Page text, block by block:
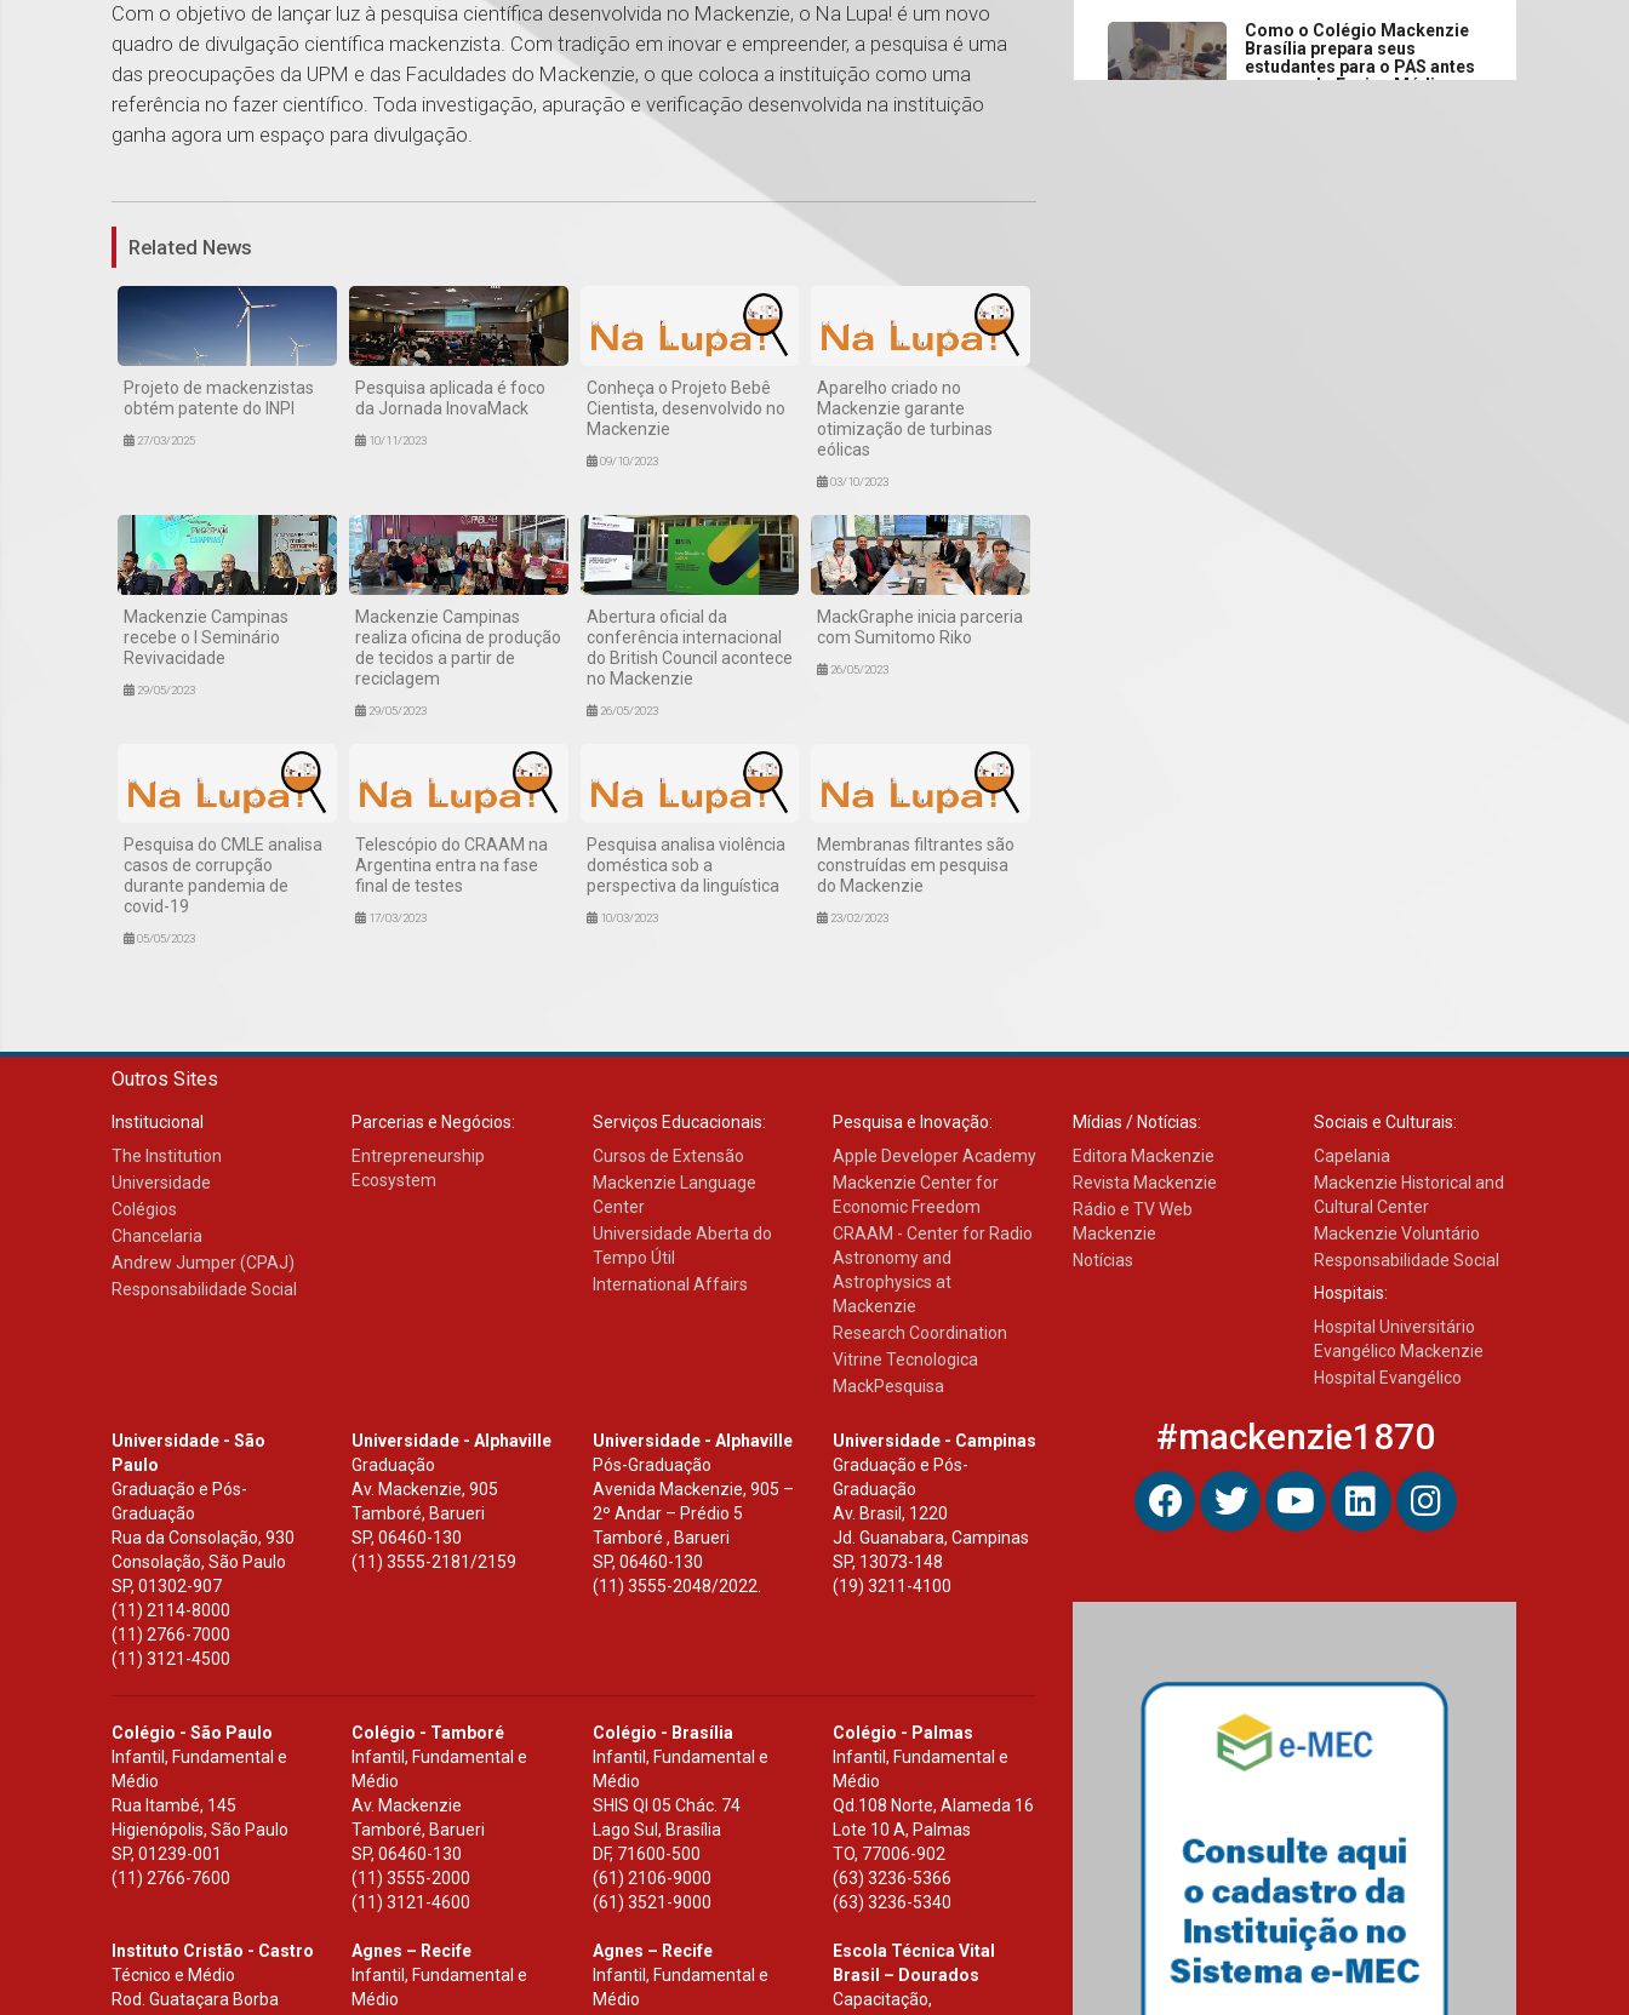
Com o objetivo de lançar luz à pesquisa científica desenvolvida no Mackenzie, o Na Lupa! é um novo
quadro de divulgação científica mackenzista. Com tradição em inovar e empreender, a pesquisa é uma
das preocupações da UPM e das Faculdades do Mackenzie, o que coloca a instituição como uma
referência no fazer científico. Toda investigação, apuração e verificação desenvolvida na instituição
ganha agora um espaço para divulgação.
Related News
Projeto de mackenzistas
obtém patente do INPI
27/03/2025
Pesquisa aplicada é foco
da Jornada InovaMack
10/11/2023
Conheça o Projeto Bebê
Cientista, desenvolvido no
Mackenzie
09/10/2023
Aparelho criado no
Mackenzie garante
otimização de turbinas
eólicas
03/10/2023
Mackenzie Campinas
recebe o I Seminário
Revivacidade
29/05/2023
Mackenzie Campinas
realiza oficina de produção
de tecidos a partir de
reciclagem
29/05/2023
Abertura oficial da
conferência internacional
do British Council acontece
no Mackenzie
26/05/2023
MackGraphe inicia parceria
com Sumitomo Riko
26/05/2023
Pesquisa do CMLE analisa
casos de corrupção
durante pandemia de
covid-19
05/05/2023
Telescópio do CRAAM na
Argentina entra na fase
final de testes
17/03/2023
Pesquisa analisa violência
doméstica sob a
perspectiva da linguística
10/03/2023
Membranas filtrantes são
construídas em pesquisa
do Mackenzie
23/02/2023
Como o Colégio Mackenzie
Brasília prepara seus
estudantes para o PAS antes
mesmo do Ensino Médio
finalista do Prêmio Jabuti
Outros Sites
Institucional
The Institution
Universidade
Colégios
Chancelaria
Andrew Jumper (CPAJ)
Responsabilidade Social
Parcerias e Negócios:
Entrepreneurship
Ecosystem
Serviços Educacionais:
Cursos de Extensão
Mackenzie Language
Center
Universidade Aberta do
Tempo Útil
International Affairs
Pesquisa e Inovação:
Apple Developer Academy
Mackenzie Center for
Economic Freedom
CRAAM - Center for Radio
Astronomy and
Astrophysics at
Mackenzie
Research Coordination
Vitrine Tecnologica
MackPesquisa
Mídias / Notícias:
Editora Mackenzie
Revista Mackenzie
Rádio e TV Web
Mackenzie
Notícias
Sociais e Culturais:
Capelania
Mackenzie Historical and
Cultural Center
Mackenzie Voluntário
Responsabilidade Social
Hospitais:
Hospital Universitário
Evangélico Mackenzie
Hospital Evangélico
Universidade - São
Paulo
Graduação e Pós-
Graduação
Rua da Consolação, 930
Consolação, São Paulo
SP, 01302-907
(11) 2114-8000
(11) 2766-7000
(11) 3121-4500
Universidade - Alphaville
Graduação
Av. Mackenzie, 905
Tamboré, Barueri
SP,06460-130
(11) 3555-2181/2159
Universidade - Alphaville
Pós-Graduação
Avenida Mackenzie, 905 –
2º Andar – Prédio 5
Tamboré , Barueri
SP, 06460-130
(11) 3555-2048/2022.
Universidade - Campinas
Graduação e Pós-
Graduação
Av. Brasil, 1220
Jd. Guanabara, Campinas
SP, 13073-148
(19) 3211-4100
Colégio - São Paulo
Infantil, Fundamental e
Médio
Rua Itambé, 145
Higienópolis, São Paulo
SP, 01239-001
(11) 2766-7600
Colégio - Tamboré
Infantil, Fundamental e
Médio
Av. Mackenzie
Tamboré, Barueri
SP,06460-130
(11) 3555-2000
(11) 3121-4600
Colégio - Brasília
Infantil, Fundamental e
Médio
SHIS Ql 05 Chác. 74
Lago Sul, Brasília
DF, 71600-500
(61) 2106-9000
(61) 3521-9000
Colégio - Palmas
Infantil, Fundamental e
Médio
Qd.108 Norte, Alameda 16
Lote 10 A, Palmas
TO, 77006-902
(63) 3236-5366
(63) 3236-5340
Instituto Cristão - Castro
Técnico e Médio
Rod. Guataçara Borba
Agnes – Recife
Infantil, Fundamental e
Médio
Agnes – Recife
Infantil, Fundamental e
Médio
Escola Técnica Vital
Brasil – Dourados
Capacitação,
#mackenzie1870